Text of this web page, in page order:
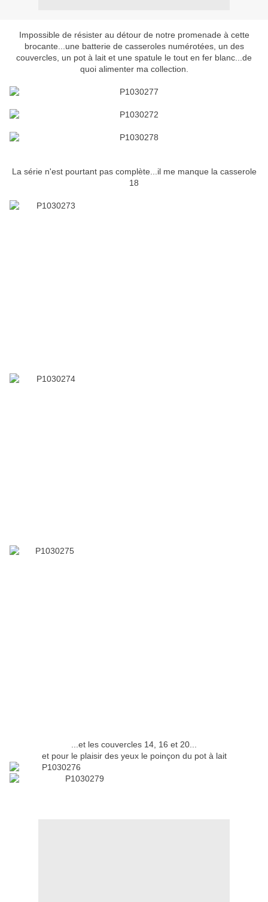
Impossible de résister au détour de notre promenade à cette
brocante...une batterie de casseroles numérotées, un des
couvercles, un pot à lait et une spatule le tout en fer blanc...de
quoi alimenter ma collection
La série n'est pourtant pas complète...il me manque la casserole
18
...et les couvercles 14, 16 et 20...
et pour le plaisir des yeux le poinçon du pot à lait